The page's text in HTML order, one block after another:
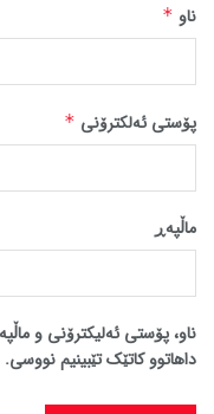
ناو *
پۆستی ئەلکترۆنی *
ماڵپه‌ڕ
ناو، پۆستی ئەلیکترۆنی و
داهاتوو کاتێک تێبینیم نووسی.